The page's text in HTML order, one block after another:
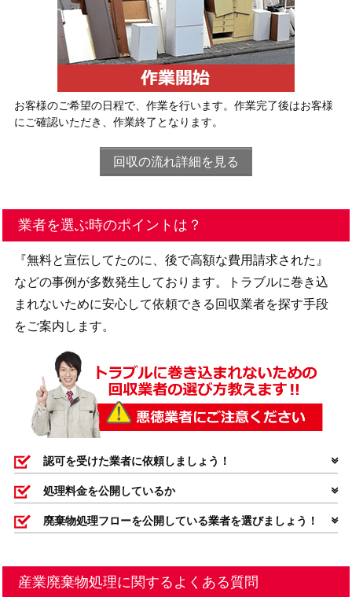
お客様のご希望の日程で、作業を行います。作業完了後はお客様
にご確認いただき、作業終了となります。
回収の流れ詳細を見る
業者を選ぶ時のポイントは？
『無料と宣伝してたのに、後で高額な費用請求された』
などの事例が多数発生しております。トラブルに巻き込
まれないために安心して依頼できる回収業者を探す手段
をご案内します。
認可を受けた業者に依頼しましょう！
処理料金を公開しているか
廃棄物処理フローを公開している業者を選びましょう！
産業廃棄物処理に関するよくある質問